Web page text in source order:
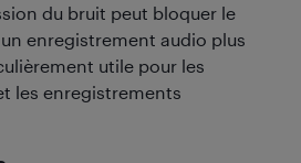
du bruit peut bloquer le
enregistrement audio plus
utile pour les
les enregistrements